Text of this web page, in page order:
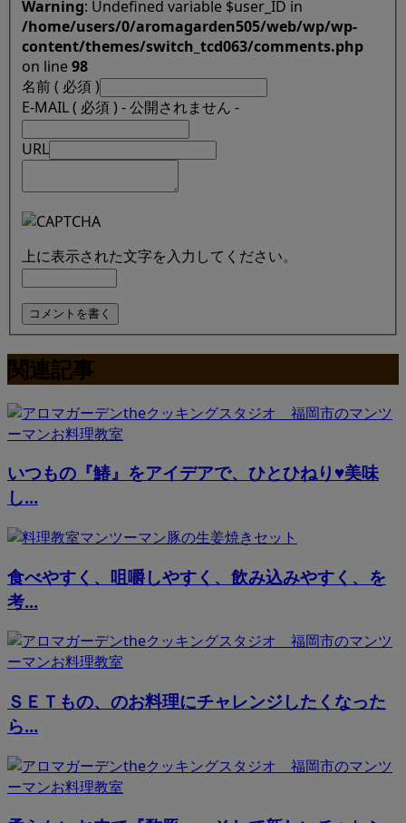
Warning : Undefined variable $user_ID in
/home/users/0/aromagarden505/web/wp/wp-
content/themes/switch_tcd063/comments.php
on line98
名前 ( 必須 )
E-MAIL ( 必須 ) - 公開されません -
URL
上に表示された文字を入力してください。
関連記事
いつもの『鰆』をアイデアで、ひとひねり♥美味
し...
食べやすく、咀嚼しやすく、飲み込みやすく、を
考...
ＳＥＴもの、のお料理にチャレンジしたくなった
ら...